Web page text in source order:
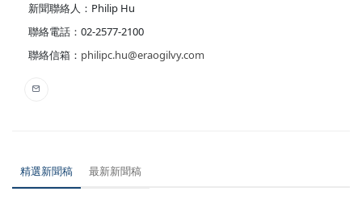
新聞聯絡人：Philip Hu
聯絡電話：02-2577-2100
聯絡信箱： philipc.hu@eraogilvy.com
精選新聞稿 最新新聞稿